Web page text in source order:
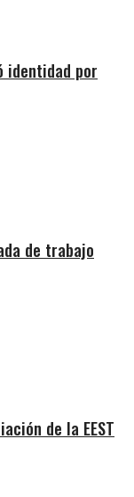
identidad por
de trabajo
de la EEST